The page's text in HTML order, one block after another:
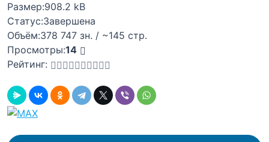
Размер:908.2 kB
Статус:Завершена
Объём:378 747 зн. / ~145 стр.
Просмотры:14
Рейтинг: